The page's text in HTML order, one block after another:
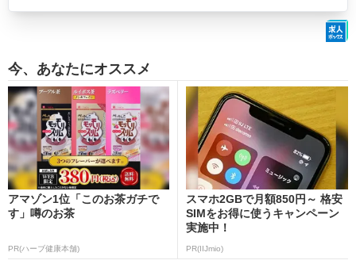
今、あなたにオススメ
アマゾン1位「このお茶ガチで
す」噂のお茶
PR(ハーブ健康本舗)
スマホ2GBで月額850円～ 格安
SIMをお得に使うキャンペーン
実施中！
PR(IIJmio)